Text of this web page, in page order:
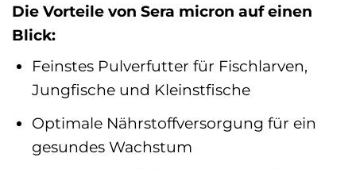
Die Vorteile von Sera micron auf einen
Blick:
Feinstes Pulverfutter für Fischlarven,
Jungfische und Kleinstfische
Optimale Nährstoffversorgung für ein
gesundes Wachstum